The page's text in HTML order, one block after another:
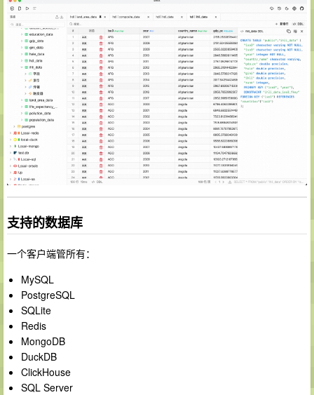
支持的数据库
一个客户端管所有：
MySQL
PostgreSQL
SQLite
Redis
MongoDB
DuckDB
ClickHouse
SQL Server